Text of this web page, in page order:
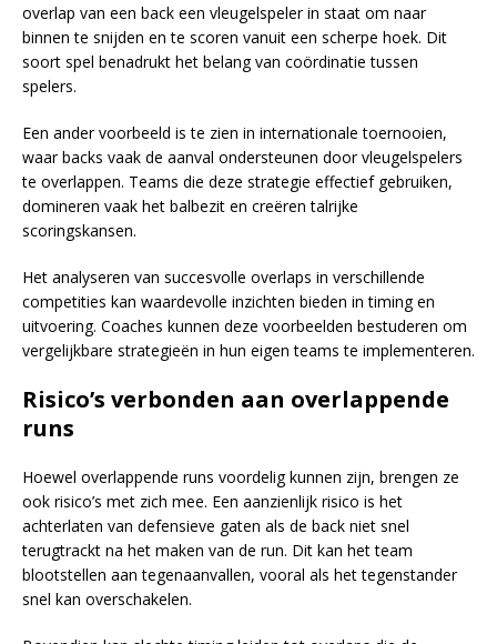
overlap van een back een vleugelspeler in staat om naar
binnen te snijden en te scoren vanuit een scherpe hoek. Dit
soort spel benadrukt het belang van coördinatie tussen
spelers.
Een ander voorbeeld is te zien in internationale toernooien,
waar backs vaak de aanval ondersteunen door vleugelspelers
te overlappen. Teams die deze strategie effectief gebruiken,
domineren vaak het balbezit en creëren talrijke
scoringskansen.
Het analyseren van succesvolle overlaps in verschillende
competities kan waardevolle inzichten bieden in timing en
uitvoering. Coaches kunnen deze voorbeelden bestuderen om
vergelijkbare strategieën in hun eigen teams te implementeren.
Risico’s verbonden aan overlappende
runs
Hoewel overlappende runs voordelig kunnen zijn, brengen ze
ook risico’s met zich mee. Een aanzienlijk risico is het
achterlaten van defensieve gaten als de back niet snel
terugtrackt na het maken van de run. Dit kan het team
blootstellen aan tegenaanvallen, vooral als het tegenstander
snel kan overschakelen.